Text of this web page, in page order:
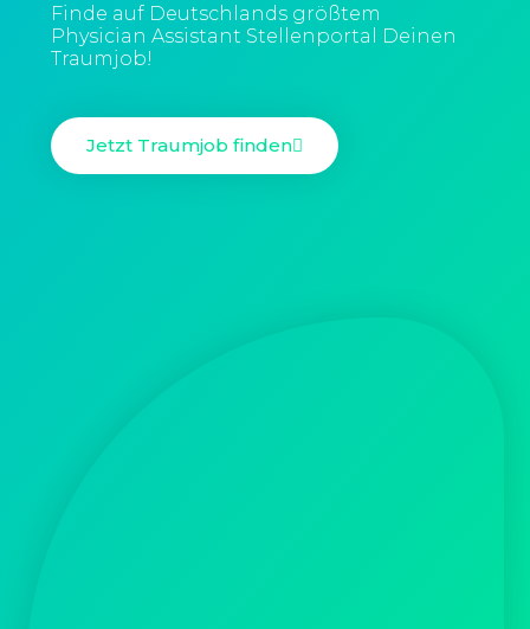
Finde auf Deutschlands größtem
Physician Assistant Stellenportal Deinen
Traumjob!
Jetzt Traumjob finden